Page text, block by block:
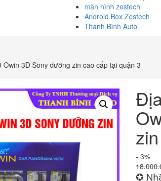
màn hình zestech
Android Box Zestech
Thanh Bình Auto
3D Sony dưỡng zin cao cấp tại quận 3
- 3%
✪